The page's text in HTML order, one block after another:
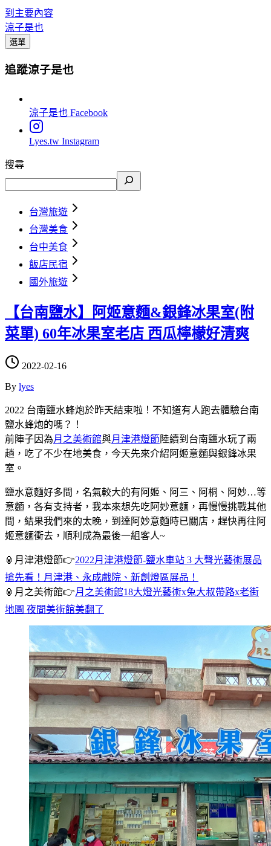
到主要內容
涼子是也
選單
追蹤涼子是也
涼子是也 Facebook
Lyes.tw Instagram
搜尋
台灣旅遊
台灣美食
台中美食
飯店民宿
國外旅遊
【台南鹽水】阿姬意麵&銀鋒冰果室(附
菜單) 60年冰果室老店 西瓜檸檬好清爽
2022-02-16
By lyes
2022 台南鹽水蜂炮於昨天結束啦！不知道有人跑去體驗台南
鹽水蜂炮的嗎？！
前陣子因為月之美術館與月津港燈節 陸續到台南鹽水玩了兩
趟，吃了不少在地美食，今天先來介紹阿姬意麵與銀鋒冰果
室。
鹽水意麵好多間，名氣較大的有阿姬、阿三、阿桐、阿妙…等
意麵，各有支持者，我本來想先吃阿妙意麵，再慢慢挑戰其他
間，結果我們來的太晚，到達阿妙意麵時已關店，趕快再往阿
姬意麵衝去，順利成為最後一組客人~
🏮月津港燈節👉2022月津港燈節-鹽水車站 3 大聲光藝術展品
搶先看！ 月津港、永成戲院、新創燈區展品！
🏮月之美術館👉月之美術館18大燈光藝術x兔大叔帶路x老街
地圖 夜間美術館美翻了